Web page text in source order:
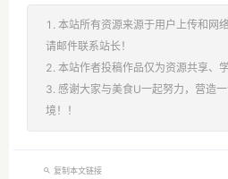
1. 本站所有资源来源于用户上传和网
请邮件联系站长！
2. 本站作者投稿作品仅为资源共享、
3. 感谢大家与美食U一起努力，营造
境！！
复制本文链接